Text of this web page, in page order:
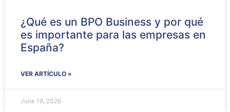
¿Qué es un BPO Business y por qué
es importante para las empresas en
España?
VER ARTÍCULO »
June 19, 2026